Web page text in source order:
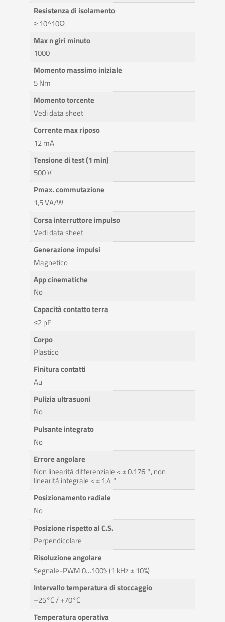
Resistenza di isolamento
≥ 10^10Ω
Max n giri minuto
1000
Momento massimo iniziale
5 Nm
Momento torcente
Vedi data sheet
Corrente max riposo
12 mA
Tensione di test (1 min)
500 V
Pmax. commutazione
1,5 VA/W
Corsa interruttore impulso
Vedi data sheet
Generazione impulsi
Magnetico
App cinematiche
No
Capacità contatto terra
≤2 pF
Corpo
Plastico
Finitura contatti
Au
Pulizia ultrasuoni
No
Pulsante integrato
No
Errore angolare
Non linearità differenziale < ± 0.176 °, non
linearità integrale < ± 1,4 °
Posizionamento radiale
No
Posizione rispetto al C.S.
Perpendicolare
Risoluzione angolare
Segnale-PWM 0…100% (1 kHz ± 10%)
Intervallo temperatura di stoccaggio
–25°C / +70°C
Temperatura operativa